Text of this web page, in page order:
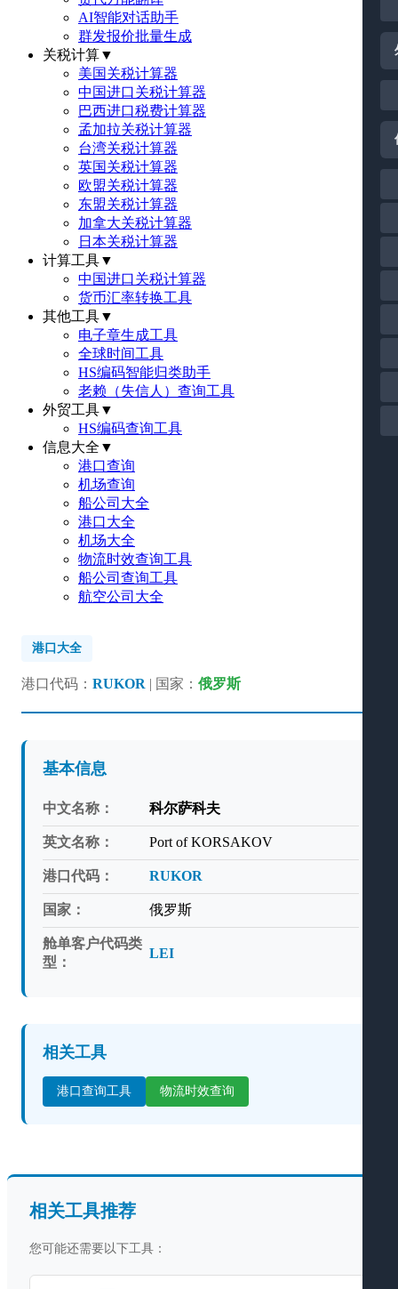
AI智能对话助手
群发报价批量生成
关税计算▼
美国关税计算器
中国进口关税计算器
巴西进口税费计算器
孟加拉关税计算器
台湾关税计算器
英国关税计算器
欧盟关税计算器
东盟关税计算器
加拿大关税计算器
日本关税计算器
计算工具▼
中国进口关税计算器
货币汇率转换工具
其他工具▼
电子章生成工具
全球时间工具
HS编码智能归类助手
老赖（失信人）查询工具
外贸工具▼
HS编码查询工具
信息大全 ▼
港口查询
机场查询
船公司大全
港口大全
机场大全
物流时效查询工具
船公司查询工具
航空公司大全
港口大全
港口代码： RUKOR | 国家： 俄罗斯
基本信息
中文名称： 科尔萨科夫
英文名称： Port of KORSAKOV
港口代码： RUKOR
国家： 俄罗斯
舱单客户代码类
型：
LEI
相关工具
港口查询工具 物流时效查询
相关工具推荐
您可能还需要以下工具：